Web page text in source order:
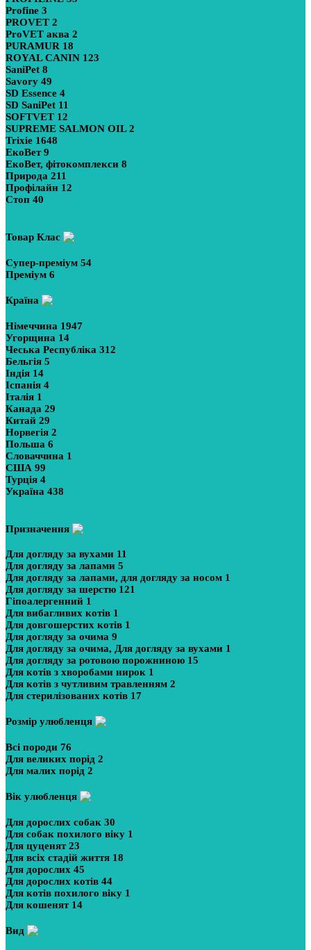
Profine 3
PROVET 2
ProVET аква 2
PURAMUR 18
ROYAL CANIN 123
SaniPet 8
Savory 49
SD Essence 4
SD SaniPet 11
SOFTVET 12
SUPREME SALMON OIL2
Trixie 1648
ЕкоВет9
ЕкоВет, фітокомплекси 8
Природа 211
Профілайн 12
Стоп 40
Товар Клас
Супер-преміум 54
Преміум 6
Країна
Німеччина 1947
Угорщина 14
Чеська Республіка 312
Бельгія 5
Індія 14
Іспанія 4
Італія 1
Канада 29
Китай 29
Норвегія 2
Польша 6
Словаччина 1
США 99
Турція 4
Україна 438
Призначення
Для догляду за вухами 11
Для догляду за лапами 5
Для догляду за лапами, для догляду за носом 1
Для догляду за шерстю 121
Гіпоалергенний 1
Для вибагливих котів 1
Для довгошерстих котів 1
Для догляду за очима 9
Для догляду за очима, Для догляду за вухами 1
Для догляду за ротовою порожниною 15
Для котів з хворобами нирок 1
Для котів з чутливим травленням 2
Для стерилізованих котів 17
Розмір улюбленця
Всі породи 76
Для великих порід 2
Для малих порід 2
Вік улюбленця
Для дорослих собак 30
Для собак похилого віку 1
Для цуценят23
Для всіх стадій життя 18
Для дорослих 45
Для дорослих котів 44
Для котів похилого віку 1
Для кошенят 14
Вид